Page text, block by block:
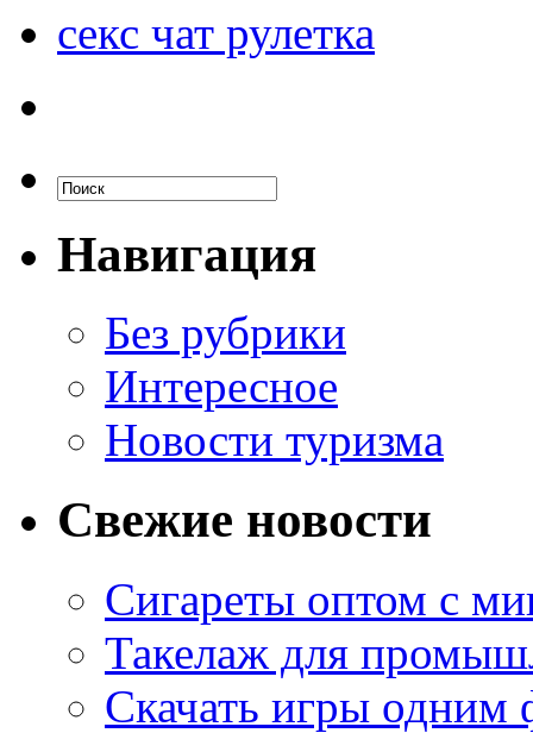
секс чат рулетка
Навигация
Без рубрики
Интересное
Новости туризма
Свежие новости
Сигареты оптом с
Такелаж для
Скачать игры одним